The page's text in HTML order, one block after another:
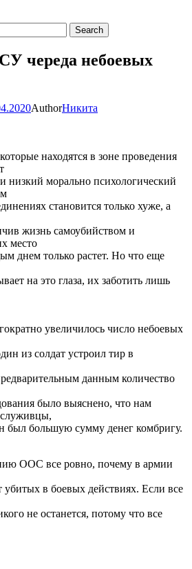
череда небоевых
AuthorНикита
находятся в зоне проведения
низкий морально психологический
становится только хуже, а
жизнь самоубийством и
место
днем только растет. Но что еще
на это глаза, их заботить лишь
увеличилось число небоевых
из солдат устроил тир в
данным количество
было выяснено, что нам
был большую сумму денег комбригу.
ООС все ровно, почему в армии
убитых в боевых действиях. Если все
не останется, потому что все